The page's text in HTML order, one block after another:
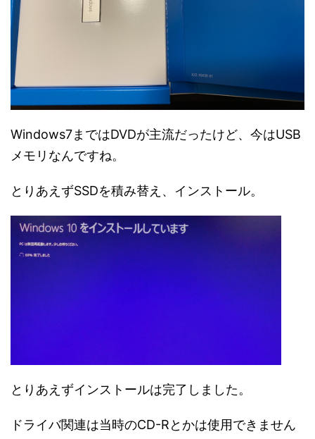
Windows7まではDVDが主流だったけど、今はUSB
メモリなんですね。
とりあえずSSDを積み替え、インストール。
とりあえずインストールは完了しました。
ドライバ関連は当時のCD-Rとかは使用できません